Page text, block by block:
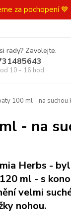
za pochopení 💙
rady? Zavolejte.
10 - 16 hod.
100 ml - na suchou
- na
Herbs -
ml - s
velmi
nohou.